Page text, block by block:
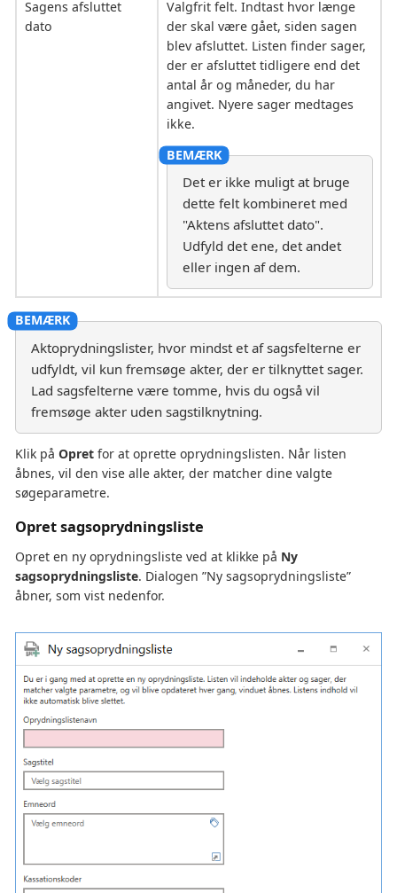
Sagens afsluttet
dato
Valgfrit felt. Indtast hvor længe
der skal være gået, siden sagen
blev afsluttet. Listen finder sager,
der er afsluttet tidligere end det
antal år og måneder, du har
angivet. Nyere sager medtages
ikke.
Det er ikke muligt at bruge
dette felt kombineret med
"Aktens afsluttet dato".
Udfyld det ene, det andet
eller ingen af dem.
Aktoprydningslister, hvor mindst et af sagsfelterne er
udfyldt, vil kun fremsøge akter, der er tilknyttet sager.
Lad sagsfelterne være tomme, hvis du også vil
fremsøge akter uden sagstilknytning.
Klik på Opret for at oprette oprydningslisten. Når listen
åbnes, vil den vise alle akter, der matcher dine valgte
søgeparametre.
Opret sagsoprydningsliste
Opret en ny oprydningsliste ved at klikke på Ny
sagsoprydningsliste. Dialogen ”Ny sagsoprydningsliste”
åbner, som vist nedenfor.